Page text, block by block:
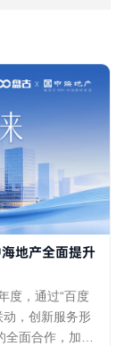
地产全面提升
度，通过“百度
动，创新服务形
全面合作，加深